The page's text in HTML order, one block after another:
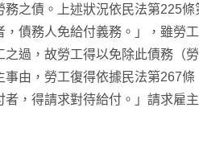
之債。上述狀況依民法第225
債務人免給付義務。」，雖勞
過，故勞工得以免除此債務（
事由，勞工復得依據民法第267
，得請求對待給付。」請求雇